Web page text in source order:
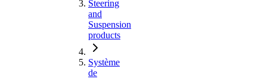
Steering
and
Suspension
products
Système
de